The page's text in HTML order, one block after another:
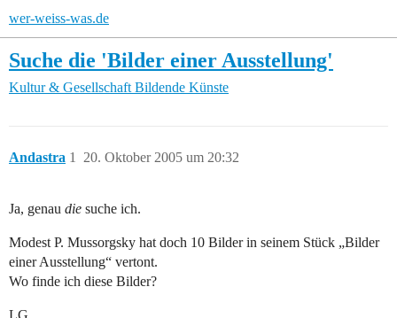
wer-weiss-was.de
Suche die 'Bilder einer Ausstellung'
Kultur & Gesellschaft Bildende Künste
Andastra 20. Oktober 2005 um 20:32
1
Ja, genau die suche ich.
Modest P. Mussorgsky hat doch 10 Bilder in seinem Stück „Bilder
einer Ausstellung“ vertont.
Wo finde ich diese Bilder?
LG